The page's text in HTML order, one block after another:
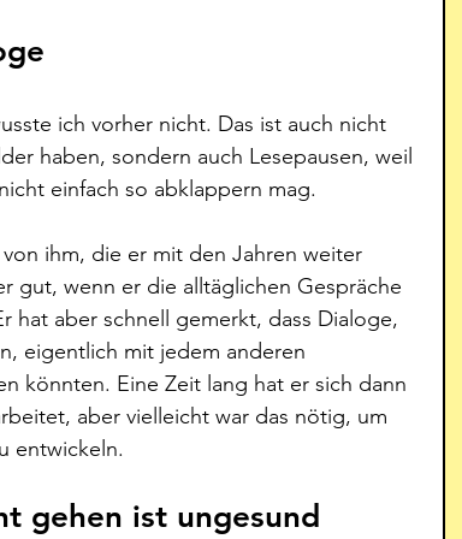
ich vorher nicht. Das ist auch nicht
haben, sondern auch Lesepausen, weil
einfach so abklappern mag.
ihm, die er mit den Jahren weiter
gut, wenn er die alltäglichen Gespräche
hat aber schnell gemerkt, dass Dialoge,
eigentlich mit jedem anderen
könnten. Eine Zeit lang hat er sich dann
aber vielleicht war das nötig, um
entwickeln.
gehen ist ungesund